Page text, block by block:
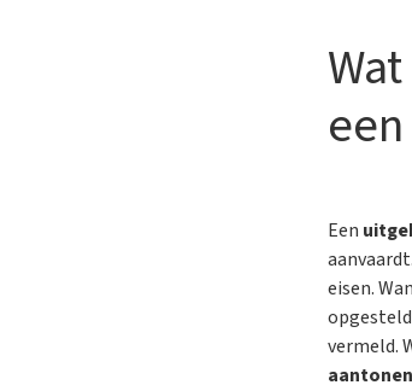
Een
eisen.
vermeld.
aantonen